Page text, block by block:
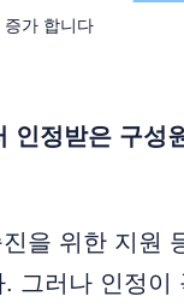
가 합니다
인정받은 구성
을 위한 지원
그러나 인정이